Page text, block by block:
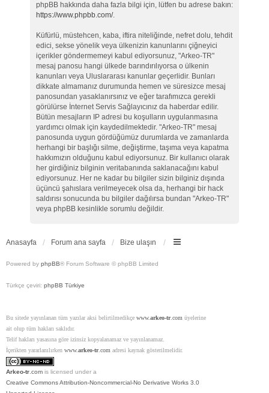
phpBB hakkında daha fazla bilgi için, lütfen bu adrese bakın:
https://www.phpbb.com/.
Küfürlü, müstehcen, kaba, iftira niteliğinde, nefret dolu, tehdit
edici, sekse yönelik veya ülkenizin kanunlarını çiğneyici
içerikler göndermemeyi kabul ediyorsunuz, "Arkeo-TR"
mesaj panosu hangi ülkede barındırılıyorsa o ülkenin
kanunları veya Uluslararası kanunlar geçerlidir. Bunları
dikkate almamanız durumunda hemen ve süresizce mesaj
panosundan yasaklanırsınız ve eğer tarafımızca gerekli
görülürse İnternet Servis Sağlayıcınız da haberdar edilir.
Bütün mesajların IP adresi bu koşulların uygulanmasına
yardımcı olmak için kaydedilmektedir. "Arkeo-TR" mesaj
panosunda uygun gördüğümüz durumlarda ve zamanlarda
herhangi bir başlığı silme, değiştirme, taşıma veya kapatma
hakkımızın olduğunu kabul ediyorsunuz. Bir kullanıcı olarak
her girdiğiniz bilginin veritabanında saklanacağını kabul
ediyorsunuz. Her ne kadar bu bilgiler sizin bilginiz dışında
üçüncü şahıslara verilmeyecek olsa da, herhangi bir hack
saldırısı sonucunda bu bilgiler dağılırsa bundan "Arkeo-TR"
veya phpBB kesinlikle sorumlu değildir.
Anasayfa Forum ana sayfa Bize ulaşın
Powered by phpBB® Forum Software © phpBB Limited
Türkçe çeviri: phpBB Türkiye
Bu sitede yayınlanan tüm yazılar aksi belirtilmedikçe www.arkeo-tr.com üyelerine
ait olup tüm hakları saklıdır.
Telif hakları yasasına göre izinsiz kopyalanamaz ve yayınlanamaz.
İçerikten yararlanılırken www.arkeo-tr.com adresi kaynak gösterilmelidir.
Arkeo-tr .com is licensed under a
Creative Commons Attribution-Noncommercial-No Derivative Works 3.0